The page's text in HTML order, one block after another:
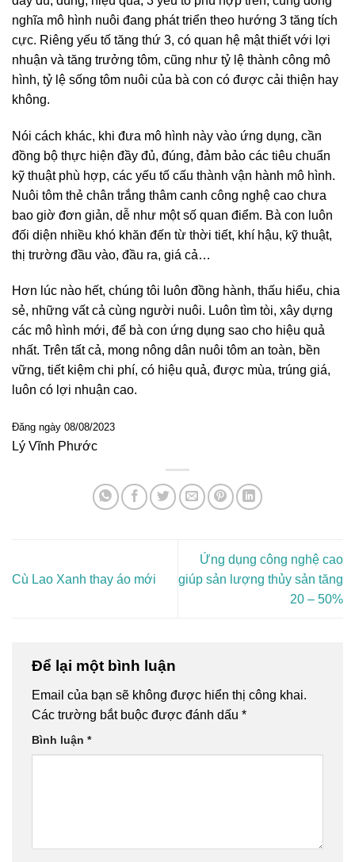
nghĩa mô hình nuôi đang phát triển theo hướng 3 tăng tích
cực. Riêng yếu tố tăng thứ 3, có quan hệ mật thiết với lợi
nhuận và tăng trưởng tôm, cũng như tỷ lệ thành công mô
hình, tỷ lệ sống tôm nuôi của bà con có được cải thiện hay
không.
Nói cách khác, khi đưa mô hình này vào ứng dụng, cần
đồng bộ thực hiện đầy đủ, đúng, đảm bảo các tiêu chuẩn
kỹ thuật phù hợp, các yếu tố cấu thành vận hành mô hình.
Nuôi tôm thẻ chân trắng thâm canh công nghệ cao chưa
bao giờ đơn giản, dễ như một số quan điểm. Bà con luôn
đối diện nhiều khó khăn đến từ thời tiết, khí hậu, kỹ thuật,
thị trường đầu vào, đầu ra, giá cả…
Hơn lúc nào hết, chúng tôi luôn đồng hành, thấu hiểu, chia
sẻ, những vất cả cùng người nuôi. Luôn tìm tòi, xây dựng
các mô hình mới, để bà con ứng dụng sao cho hiệu quả
nhất. Trên tất cả, mong nông dân nuôi tôm an toàn, bền
vững, tiết kiệm chi phí, có hiệu quả, được mùa, trúng giá,
luôn có lợi nhuận cao.
Đăng ngày 08/08/2023
Lý Vĩnh Phước
Cù Lao Xanh thay áo mới
Ứng dụng công nghệ cao
giúp sản lượng thủy sản tăng
20 – 50%
Để lại một bình luận
Email của bạn sẽ không được hiển thị công khai.
Các trường bắt buộc được đánh dấu *
Bình luận *